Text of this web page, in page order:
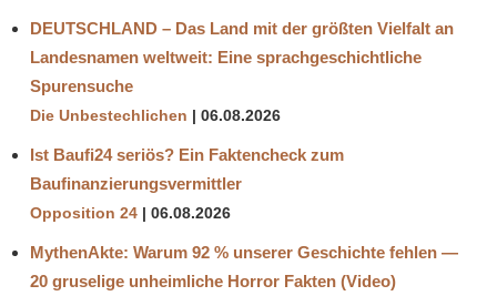
DEUTSCHLAND – Das Land mit der größten Vielfalt an
Landesnamen weltweit: Eine sprachgeschichtliche
Spurensuche
Die Unbestechlichen 06.08.2026
Ist Baufi24 seriös? Ein Faktencheck zum
Baufinanzierungsvermittler
Opposition 24 06.08.2026
MythenAkte: Warum 92 % unserer Geschichte fehlen —
20 gruselige unheimliche Horror Fakten (Video)